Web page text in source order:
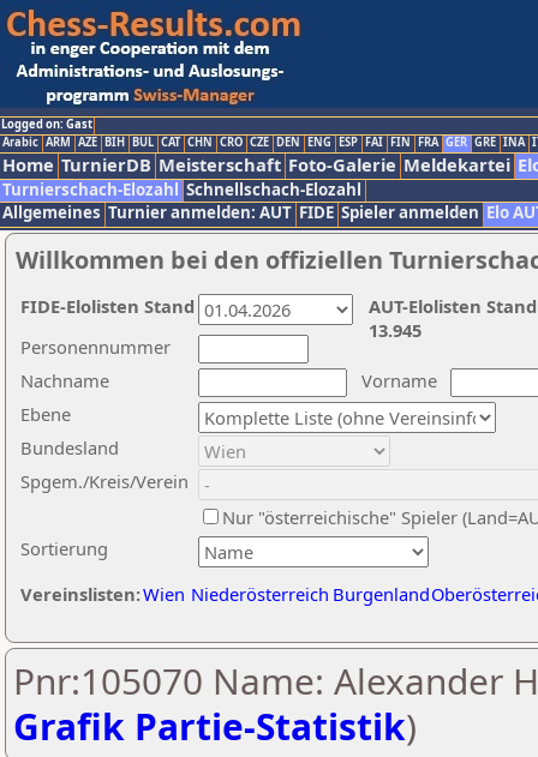
Logged on: Gast
Arabic ARM AZE BIH BUL CAT CHN CRO CZE DEN ENG ESP FAI FIN FRA GER GRE INA
Home TurnierDB Meisterschaft Foto-Galerie Meldekartei
Turnierschach-Elozahl Schnellschach-Elozahl
Allgemeines Turnier anmelden: AUT FIDE Spieler anmelden Elo
Willkommen bei den offiziellen
Nachname
Vorname
Ebene
Sortierung
Personennummer
Bundesland
Spgem./Kreis/Verein
Nur "österreichische" Spieler
Vereinslisten:Wien Niederösterreich Burgenland
AUT-Elolisten
13.945
FIDE-Elolisten Stand
Pnr:105070 Name: Alexander
Grafik Partie-Statistik)